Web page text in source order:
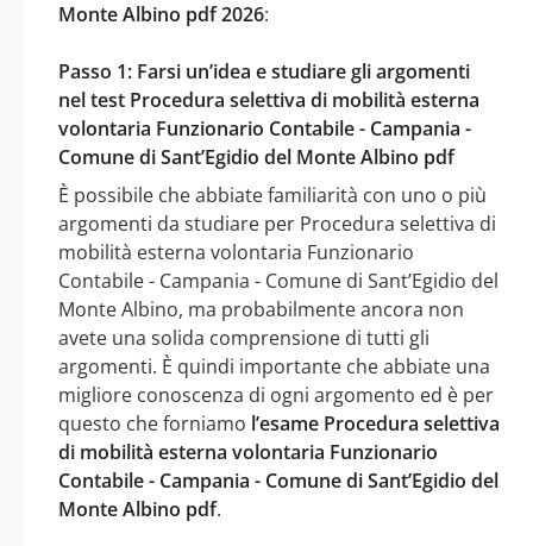
Monte Albino pdf 2026:
Passo 1: Farsi un’idea e studiare gli argomenti
nel test Procedura selettiva di mobilità esterna
volontaria Funzionario Contabile - Campania -
Comune di Sant’Egidio del Monte Albino pdf
È possibile che abbiate familiarità con uno o più
argomenti da studiare per Procedura selettiva di
mobilità esterna volontaria Funzionario
Contabile - Campania - Comune di Sant’Egidio del
Monte Albino, ma probabilmente ancora non
avete una solida comprensione di tutti gli
argomenti. È quindi importante che abbiate una
migliore conoscenza di ogni argomento ed è per
questo che forniamo l’esame Procedura selettiva
di mobilità esterna volontaria Funzionario
Contabile - Campania - Comune di Sant’Egidio del
Monte Albino pdf.